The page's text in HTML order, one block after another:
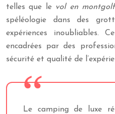
telles que le vol en
spéléologie dans des
expériences inoubliables.
encadrées par des
sécurité et qualité de
Le camping de luxe